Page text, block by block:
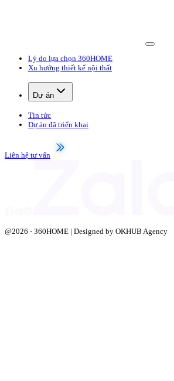
Lý do lựa chọn 360HOME
Xu hướng thiết kế nội thất
Dự án
Tin tức
Dự án đã triển khai
Liên hệ tư vấn
@2026 - 360HOME | Designed by OKHUB Agency